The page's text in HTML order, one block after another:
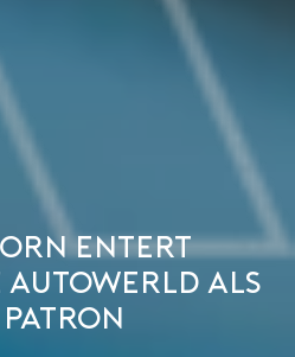
entert
autowerld als
patron